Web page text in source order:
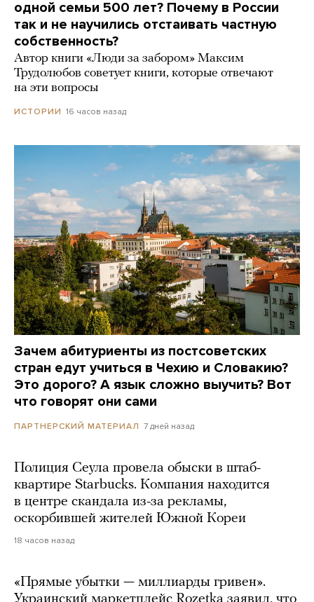
одной семьи 500 лет? Почему в России
так и не научились отстаивать частную
собственность?
Автор книги «Люди за забором» Максим
Трудолюбов советует книги, которые отвечают
на эти вопросы
ИСТОРИИ 16 часов назад
Зачем абитуриенты из постсоветских
стран едут учиться в Чехию и Словакию?
Это дорого? А язык сложно выучить? Вот
что говорят они сами
ПАРТНЕРСКИЙ МАТЕРИАЛ 7 дней назад
Полиция Сеула провела обыски в штаб-
квартире Starbucks. Компания находится
в центре скандала из-за рекламы,
оскорбившей жителей Южной Кореи
18 часов назад
«Прямые убытки — миллиарды гривен».
Украинский маркетплейс Rozetka заявил, что